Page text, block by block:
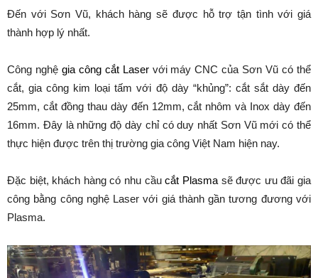
Đến với Sơn Vũ, khách hàng sẽ được hỗ trợ tận tình với giá
thành hợp lý nhất.
Công nghệ gia công cắt Laservới máy CNC của Sơn Vũ có thể
cắt, gia công kim loại tấm với độ dày “khủng”: cắt sắt dày đến
25mm, cắt đồng thau dày đến 12mm, cắt nhôm và Inox dày đến
16mm. Đây là những độ dày chỉ có duy nhất Sơn Vũ mới có thể
thực hiện được trên thị trường gia công Việt Nam hiện nay.
Đặc biệt, khách hàng có nhu cầucắt Plasmasẽ được ưu đãi gia
công bằng công nghệ Laser với giá thành gần tương đương với
Plasma.